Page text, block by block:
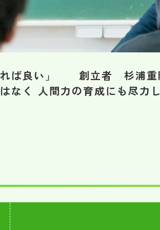
れば良い」 創立者 杉浦重
なく 人間力の育成にも尽力